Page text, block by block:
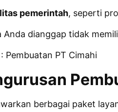
pemerintah, seperti
Anda dianggap tidak
Pembuatan PT Cimahi
berbagai paket